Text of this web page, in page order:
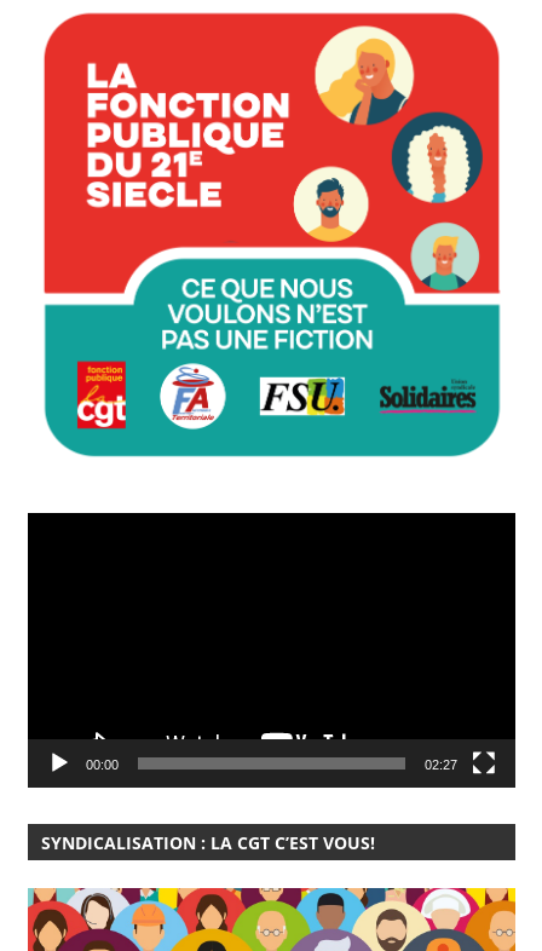
00:00 02:27
SYNDICALISATION : LA CGT C’EST VOUS!